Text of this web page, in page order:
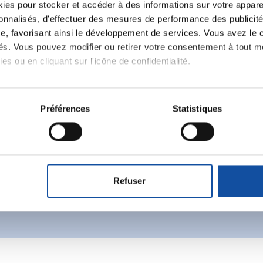
pour stocker et accéder à des informations sur votre
d'effectuer des mesures de performance des
favorisant ainsi le développement de services. Vous avez le
Vous pouvez modifier ou retirer votre consentement à tout
ou en cliquant sur l'icône de confidentialité.
également :
sur votre localisation géographique qui peuvent être
de vos données personnelles et définir vos
ou retirer votre consentement à tout moment à partir de la
Préférences Statistiques
Refuser
une nouvelle discussion vous aurez besoin de vous
Se connecter Créer un nouveau compte